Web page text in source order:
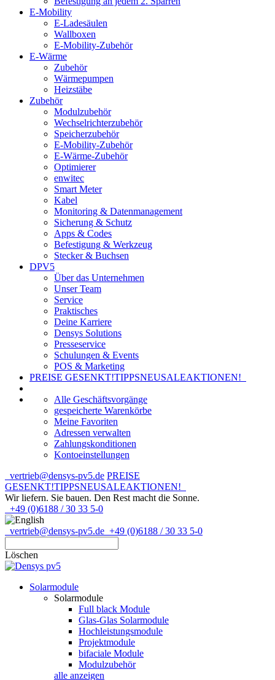
E-Mobility
E-Ladesäulen
Wallboxen
E-Mobility-Zubehör
E-Wärme
Zubehör
Wärmepumpen
Heizstäbe
Zubehör
Modulzubehör
Wechselrichterzubehör
Speicherzubehör
E-Mobility-Zubehör
E-Wärme-Zubehör
Optimierer
enwitec
Smart Meter
Kabel
Monitoring & Datenmanagement
Sicherung & Schutz
Apps & Codes
Befestigung & Werkzeug
Stecker & Buchsen
DPV5
Über das Unternehmen
Unser Team
Service
Praktisches
Deine Karriere
Densys Solutions
Presseservice
Schulungen & Events
POS & Marketing
PREISE GESENKT!TIPPSNEUSALEAKTIONEN!
Alle Geschäftsvorgänge
gespeicherte Warenkörbe
Meine Favoriten
Adressen verwalten
Zahlungskonditionen
Kontoeinstellungen
vertrieb@densys-pv5.de PREISE
GESENKT!TIPPSNEUSALEAKTIONEN!
Wir liefern. Sie bauen. Den Rest macht die Sonne.
+49 (0)6188 / 30 33 5-0
vertrieb@densys-pv5.de +49 (0)6188 / 30 33 5-0
Löschen
Solarmodule
Solarmodule
Full black Module
Glas-Glas Solarmodule
Hochleistungsmodule
Projektmodule
bifaciale Module
Modulzubehör
alle anzeigen